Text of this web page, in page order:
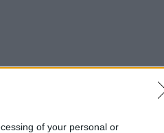
of your personal or